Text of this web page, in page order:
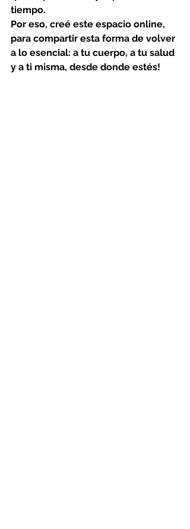
tiempo.
Por eso, creé este espacio online,
para compartir esta forma de volver
a lo esencial: a tu cuerpo, a tu salud
y a ti misma, desde donde estés!